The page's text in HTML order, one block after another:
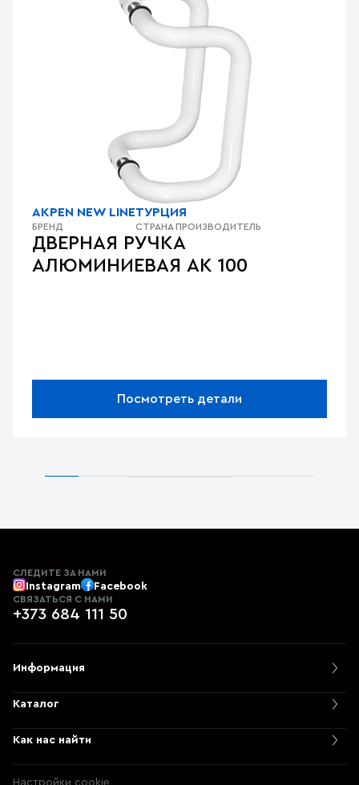
ДВЕРНАЯ РУЧКА
АЛЮМИНИЕВАЯ AK 100
AKPEN NEW LINE
БРЕНД
ТУРЦИЯ
СТРАНА ПРОИЗВОДИТЕЛЬ
Посмотреть детали
СЛЕДИТЕ ЗА НАМИ
Instagram Facebook
СВЯЗАТЬСЯ С НАМИ
+373 684 111 50
Информация
Каталог
Как нас найти
Настройки cookie